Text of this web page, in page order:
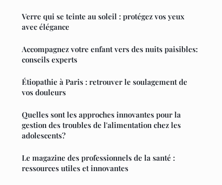
Verre qui se teinte au soleil : protégez vos yeux
avec élégance
Accompagnez votre enfant vers des nuits paisibles:
conseils experts
Étiopathie à Paris : retrouver le soulagement de
vos douleurs
Quelles sont les approches innovantes pour la
gestion des troubles de l'alimentation chez les
adolescents?
Le magazine des professionnels de la santé :
ressources utiles et innovantes